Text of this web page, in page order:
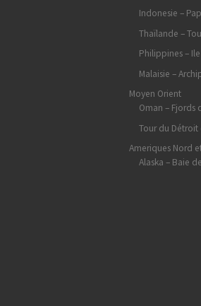
Indonesie –
Thaïlande –
Philippines –
Malaisie –
Moyen Orient
Oman – Fjords
Tour du Détroit
Ameriques Nord
Alaska – Baie